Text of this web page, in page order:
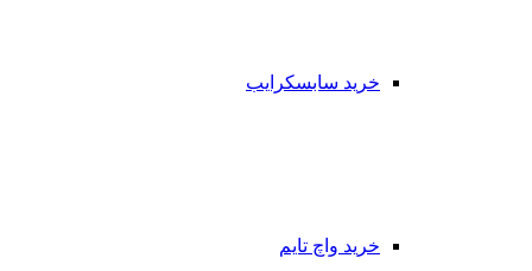
خرید سابسکرایب
خرید واچ تایم